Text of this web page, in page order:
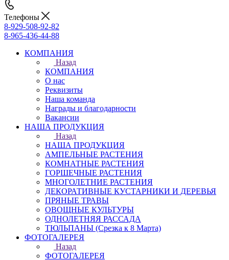
Телефоны
8-929-508-92-82
8-965-436-44-88
КОМПАНИЯ
Назад
КОМПАНИЯ
О нас
Реквизиты
Наша команда
Награды и благодарности
Вакансии
НАША ПРОДУКЦИЯ
Назад
НАША ПРОДУКЦИЯ
АМПЕЛЬНЫЕ РАСТЕНИЯ
КОМНАТНЫЕ РАСТЕНИЯ
ГОРШЕЧНЫЕ РАСТЕНИЯ
МНОГОЛЕТНИЕ РАСТЕНИЯ
ДЕКОРАТИВНЫЕ КУСТАРНИКИ И ДЕРЕВЬЯ
ПРЯНЫЕ ТРАВЫ
ОВОЩНЫЕ КУЛЬТУРЫ
ОДНОЛЕТНЯЯ РАССАДА
ТЮЛЬПАНЫ (Срезка к 8 Марта)
ФОТОГАЛЕРЕЯ
Назад
ФОТОГАЛЕРЕЯ